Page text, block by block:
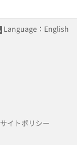
Language：English
サイトポリシー